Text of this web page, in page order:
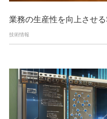
業務の生産性を向上させ
技術情報